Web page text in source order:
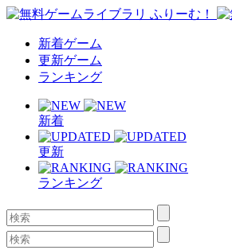
新着ゲーム
更新ゲーム
ランキング
新着
更新
ランキング